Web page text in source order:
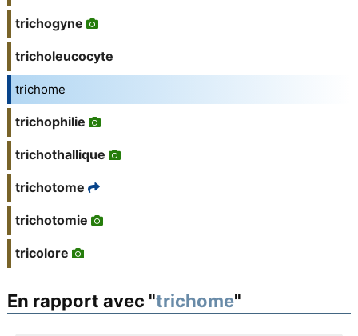
trichogyne
tricholeucocyte
trichome
trichophilie
trichothallique
trichotome
trichotomie
tricolore
En rapport avec "trichome"